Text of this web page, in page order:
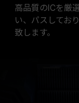
高品質のICを厳
い、パスしてお
致します。